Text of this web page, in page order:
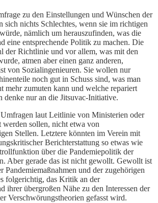
zu den Einstellungen und Wünschen der
sich nichts Schlechtes, wenn sie im richtigen
nämlich um herauszufinden, was die
eine entsprechende Politik zu machen. Die
der Richtlinie und vor allem, was mit den
atmen aber einen ganz anderen,
von Sozialingenieuren. Sie wollen nur
noch gut in Schuss sind, was man
mehr zumuten kann und welche repariert
denke nur an die Jitsuvac-Initiative.
Umfragen laut Leitlinie von Ministerien oder
werden sollen, nicht etwa von
Stellen. Letztere könnten im Verein mit
Berichterstattung so etwas wie
über die Pandemiepolitik der
Aber gerade das ist nicht gewollt. Gewollt ist
Pandemiemaßnahmen und der zugehörigen
folgerichtig, das Kritik an der
ihrer übergroßen Nähe zu den Interessen der
Verschwörungstheorien gefasst wird.